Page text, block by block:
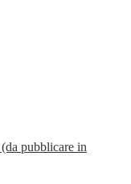
pubblicare in